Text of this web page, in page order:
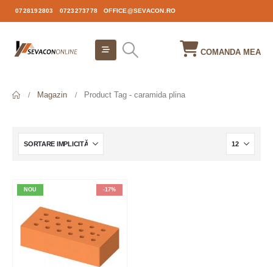
0728192803 0723273778 OFFICE@SEVACON.RO
COMANDA MEA
Magazin Product Tag - caramida plina
NOU -17%